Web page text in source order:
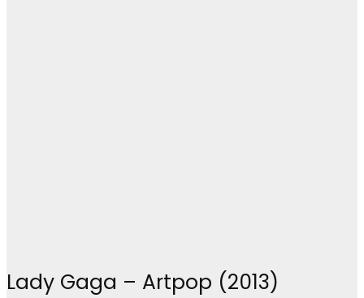
Lady Gaga – Artpop (2013)